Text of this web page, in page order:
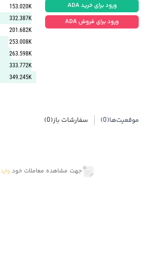
ورود برای خرید ADA
ورود برای فروش ADA
153.020K
332.387K
201.682K
253.008K
263.598K
333.772K
349.245K
موقعیت‌ها(0) سفارشات باز(0)
جهت مشاهده معاملات خود وارد